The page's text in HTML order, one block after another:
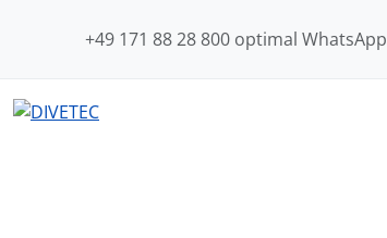
Springe zum Login-Button
+49 171 88 28 800 optimal WhatsApp